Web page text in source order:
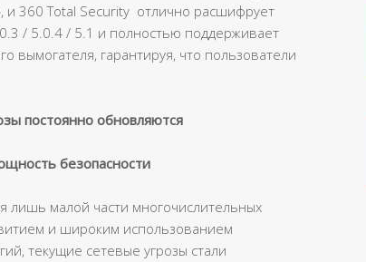
и 360 Total Security отлично расшифрует
/ 5.0.4 / 5.1 и полностью поддерживает
гарантируя, что пользователи
постоянно обновляются
безопасности
лишь малой части многочислительных
и широким использованием
текущие сетевые угрозы стали